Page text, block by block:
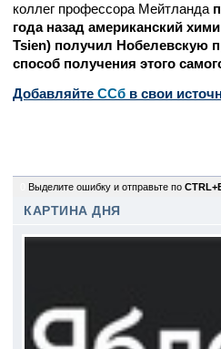
коллег профессора Мейтланда
года назад американский
Tsien) получил Нобелевскую
способ получения этого
Добавляйте CСб в свои
Выделите ошибку и отправьте по
КАРТИНА ДНЯ